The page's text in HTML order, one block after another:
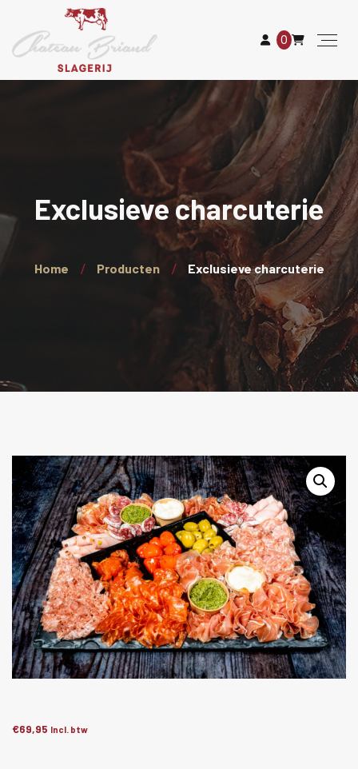
0
Exclusieve charcuterie
Home Producten Exclusieve charcuterie
€69,95 Incl. btw